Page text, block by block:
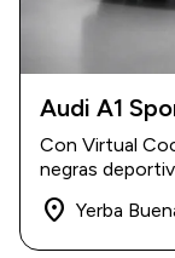
2021 135.000
USD
Audi A1
Con Virtual
negras
place Yerba